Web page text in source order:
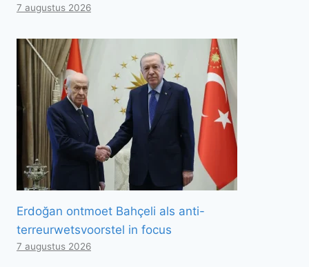
7 augustus 2026
Erdoğan ontmoet Bahçeli als anti-
terreurwetsvoorstel in focus
7 augustus 2026